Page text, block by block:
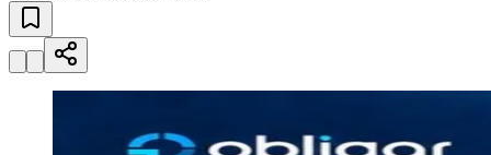
Vitória
Esportes ao Vivo
atualizadas
real, classificação e notícias esportivas.